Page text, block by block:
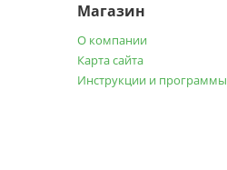
Магазин
О компании
Карта сайта
Инструкции и программы